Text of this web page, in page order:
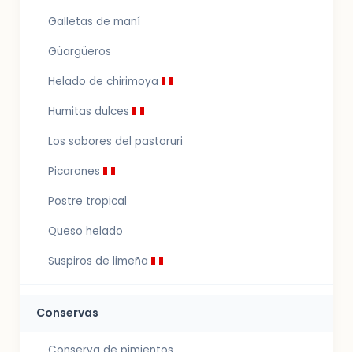
Galletas de maní
Güargüeros
Helado de chirimoya
Humitas dulces
Los sabores del pastoruri
Picarones
Postre tropical
Queso helado
Suspiros de limeña
Conservas